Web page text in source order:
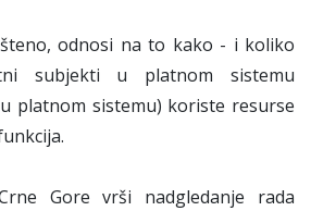
odnosi na to kako - i koliko
subjekti u platnom sistemu
platnom sistemu) koriste resurse
Gore vrši nadgledanje rada